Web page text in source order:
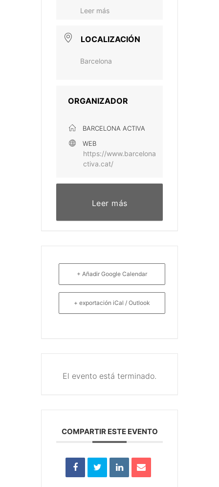
Leer más
LOCALIZACIÓN
Barcelona
ORGANIZADOR
BARCELONA ACTIVA
WEB
https://www.barcelona
ctiva.cat/
Leer más
+ Añadir Google Calendar
+ exportación iCal / Outlook
El evento está terminado.
COMPARTIR ESTE EVENTO